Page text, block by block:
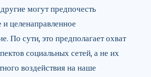
могут предпочесть
и целенаправленное
По сути, это предполагает охват
социальных сетей, а не их
воздействия на наше